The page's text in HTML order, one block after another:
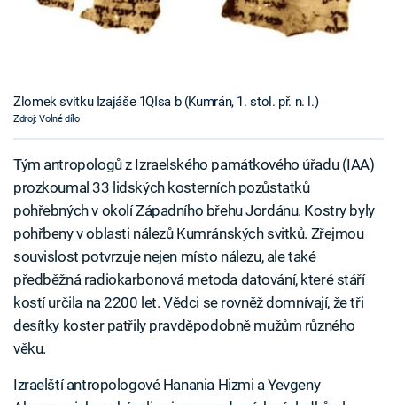
Zlomek svitku Izajáše 1QIsa b (Kumrán, 1. stol. př. n. l.)
Zdroj: Volné dílo
Tým antropologů z Izraelského památkového úřadu (IAA)
prozkoumal 33 lidských kosterních pozůstatků
pohřebných v okolí Západního břehu Jordánu. Kostry byly
pohřbeny v oblasti nálezů Kumránských svitků. Zřejmou
souvislost potvrzuje nejen místo nálezu, ale také
předběžná radiokarbonová metoda datování, které stáří
kostí určila na 2200 let. Vědci se rovněž domnívají, že tři
desítky koster patřily pravděpodobně mužům různého
věku.
Izraelští antropologové Hanania Hizmi a Yevgeny